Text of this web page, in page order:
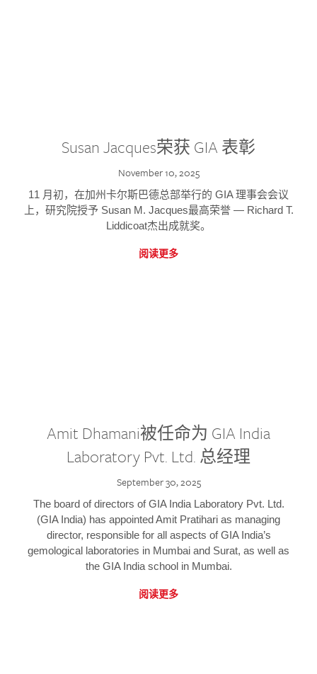
Susan Jacques荣获 GIA 表彰
November 10, 2025
11 月初，在加州卡尔斯巴德总部举行的 GIA 理事会会议
上，研究院授予 Susan M. Jacques最高荣誉 — Richard T.
Liddicoat杰出成就奖。
阅读更多
Amit Dhamani被任命为 GIA India
Laboratory Pvt. Ltd. 总经理
September 30, 2025
The board of directors of GIA India Laboratory Pvt. Ltd.
(GIA India) has appointed Amit Pratihari as managing
director, responsible for all aspects of GIA India’s
gemological laboratories in Mumbai and Surat, as well as
the GIA India school in Mumbai.
阅读更多